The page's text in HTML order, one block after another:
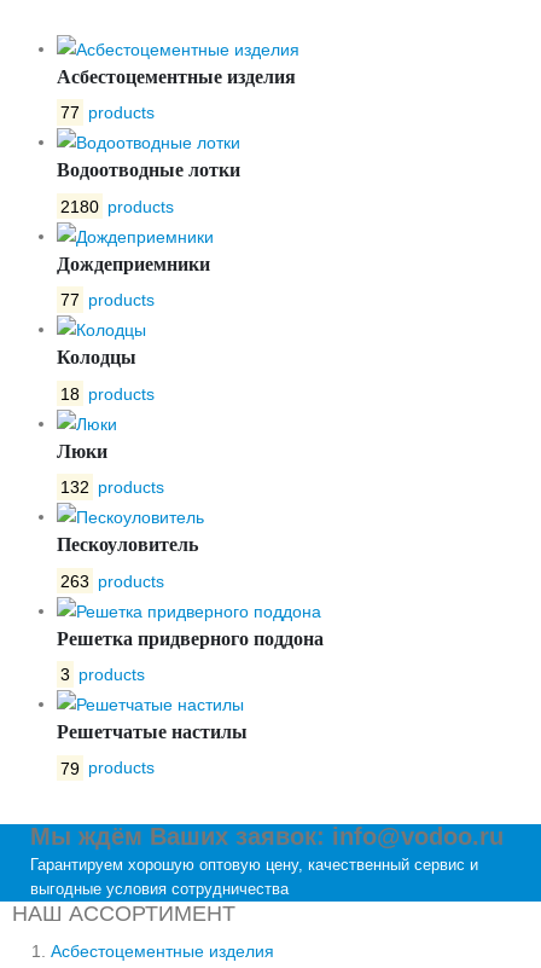
Асбестоцементные изделия
77 products
Водоотводные лотки
2180 products
Дождеприемники
77 products
Колодцы
18 products
Люки
132 products
Пескоуловитель
263 products
Решетка придверного поддона
3 products
Решетчатые настилы
79 products
Мы ждём Ваших заявок: info@vodoo.ru
Гарантируем хорошую оптовую цену, качественный сервис и
выгодные условия сотрудничества
НАШ АССОРТИМЕНТ
Асбестоцементные изделия